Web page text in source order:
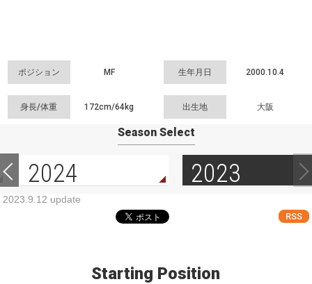
ポジション MF 生年月日 2000.10.4
身長/体重 172cm/64kg 出生地 大阪
Season Select
2024 2023
2023.9.12 update
RSS
Starting Position